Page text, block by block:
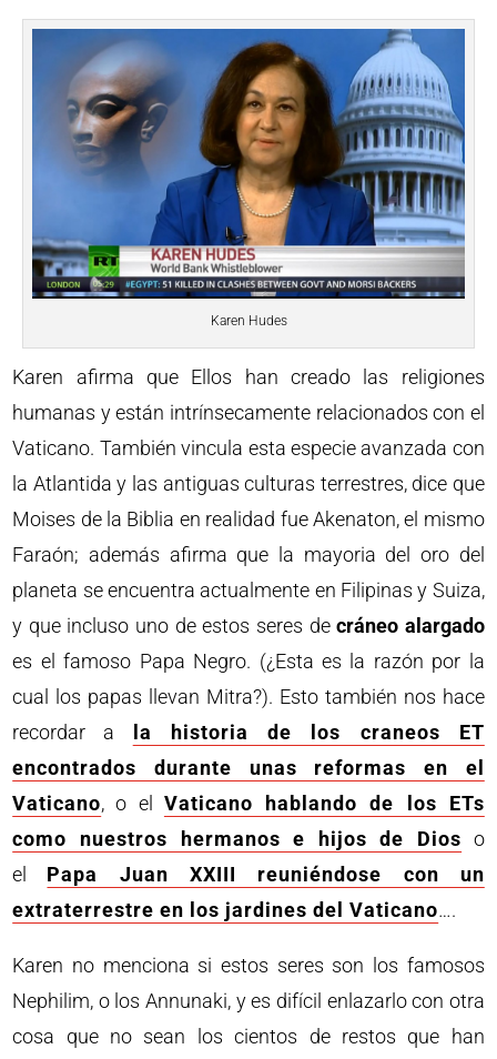
Karen Hudes
Karen afirma que Ellos han creado las religiones
humanas y están intrínsecamente relacionados con el
Vaticano. También vincula esta especie avanzada con
la Atlantida y las antiguas culturas terrestres, dice que
Moises de la Biblia en realidad fue Akenaton, el mismo
Faraón; además afirma que la mayoria del oro del
planeta se encuentra actualmente en Filipinas y Suiza,
y que incluso uno de estos seres decráneo alargado
es el famoso Papa Negro. (¿Esta es la razón por la
cual los papas llevan Mitra?). Esto también nos hace
recordar a
la historia de los craneos ET
encontrados durante unas reformas en el
Vaticano, o el Vaticano hablando de los ETs
como nuestros hermanos e hijos de Dios o
el Papa Juan XXIII reuniéndose con un
extraterrestre en los jardines del Vaticano….
Karen no menciona si estos seres son los famosos
Nephilim, o los Annunaki, y es difícil enlazarlo con otra
cosa que no sean los cientos de restos que han